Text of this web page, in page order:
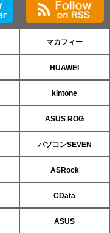
マカフィー
HUAWEI
kintone
ASUS ROG
パソコンSEVEN
ASRock
CData
ASUS